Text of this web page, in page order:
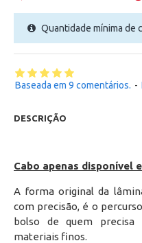
Baseada em 9 comentários. -
Quantidade mínima de
DESCRIÇÃO
Cabo apenas disponível
A forma original da
com precisão, é o
bolso de quem
materiais finos.